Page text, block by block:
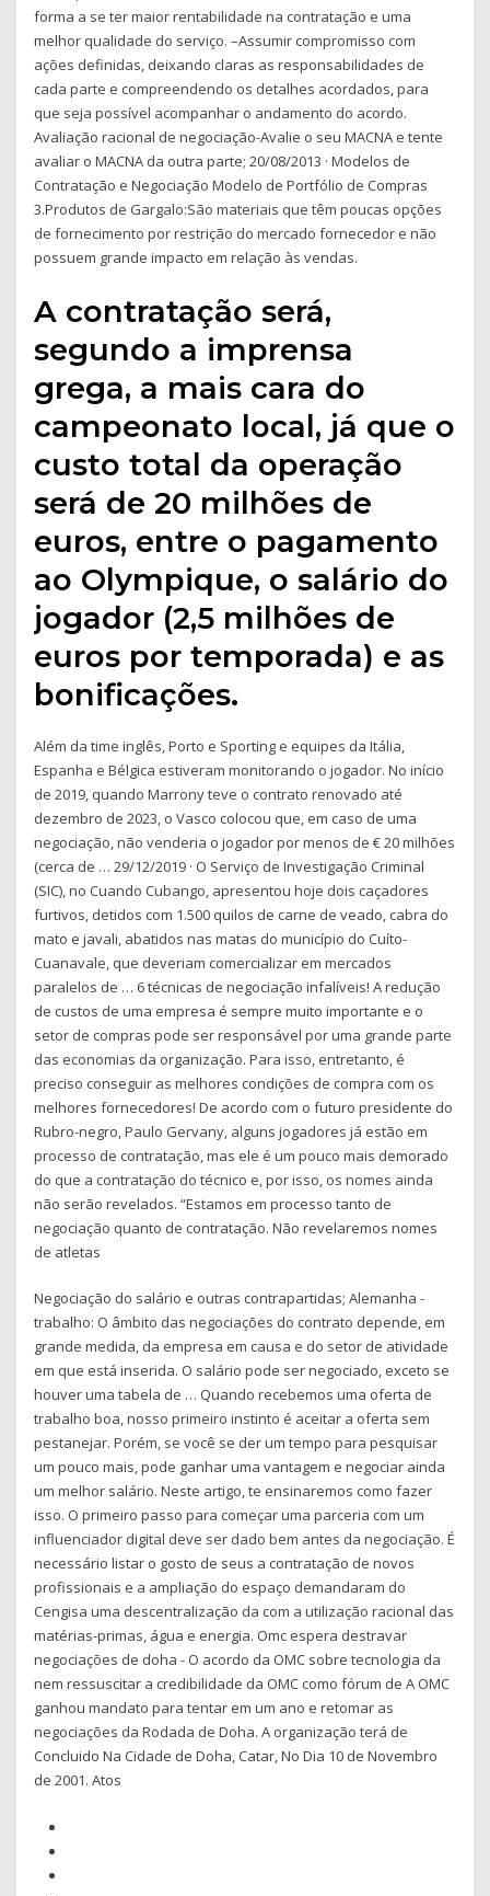
forma a se ter maior rentabilidade na contratação e uma
melhor qualidade do serviço. –Assumir compromisso com
ações definidas, deixando claras as responsabilidades de
cada parte e compreendendo os detalhes acordados, para
que seja possível acompanhar o andamento do acordo.
Avaliação racional de negociação-Avalie o seu MACNA e tente
avaliar o MACNA da outra parte; 20/08/2013 · Modelos de
Contratação e Negociação Modelo de Portfólio de Compras
3.Produtos de Gargalo:São materiais que têm poucas opções
de fornecimento por restrição do mercado fornecedor e não
possuem grande impacto em relação às vendas.
A contratação será,
segundo a imprensa
grega, a mais cara do
campeonato local, já que o
custo total da operação
será de 20 milhões de
euros, entre o pagamento
ao Olympique, o salário do
jogador (2,5 milhões de
euros por temporada) e as
bonificações.
Além da time inglês, Porto e Sporting e equipes da Itália,
Espanha e Bélgica estiveram monitorando o jogador. No início
de 2019, quando Marrony teve o contrato renovado até
dezembro de 2023, o Vasco colocou que, em caso de uma
negociação, não venderia o jogador por menos de € 20 milhões
(cerca de … 29/12/2019 · O Serviço de Investigação Criminal
(SIC), no Cuando Cubango, apresentou hoje dois caçadores
furtivos, detidos com 1.500 quilos de carne de veado, cabra do
mato e javali, abatidos nas matas do município do Cuíto-
Cuanavale, que deveriam comercializar em mercados
paralelos de … 6 técnicas de negociação infalíveis! A redução
de custos de uma empresa é sempre muito importante e o
setor de compras pode ser responsável por uma grande parte
das economias da organização. Para isso, entretanto, é
preciso conseguir as melhores condições de compra com os
melhores fornecedores! De acordo com o futuro presidente do
Rubro-negro, Paulo Gervany, alguns jogadores já estão em
processo de contratação, mas ele é um pouco mais demorado
do que a contratação do técnico e, por isso, os nomes ainda
não serão revelados. “Estamos em processo tanto de
negociação quanto de contratação. Não revelaremos nomes
de atletas
Negociação do salário e outras contrapartidas; Alemanha -
trabalho: O âmbito das negociações do contrato depende, em
grande medida, da empresa em causa e do setor de atividade
em que está inserida. O salário pode ser negociado, exceto se
houver uma tabela de … Quando recebemos uma oferta de
trabalho boa, nosso primeiro instinto é aceitar a oferta sem
pestanejar. Porém, se você se der um tempo para pesquisar
um pouco mais, pode ganhar uma vantagem e negociar ainda
um melhor salário. Neste artigo, te ensinaremos como fazer
isso. O primeiro passo para começar uma parceria com um
influenciador digital deve ser dado bem antes da negociação. É
necessário listar o gosto de seus a contratação de novos
profissionais e a ampliação do espaço demandaram do
Cengisa uma descentralização da com a utilização racional das
matérias-primas, água e energia. Omc espera destravar
negociações de doha - O acordo da OMC sobre tecnologia da
nem ressuscitar a credibilidade da OMC como fórum de A OMC
ganhou mandato para tentar em um ano e retomar as
negociações da Rodada de Doha. A organização terá de
Concluido Na Cidade de Doha, Catar, No Dia 10 de Novembro
de 2001. Atos